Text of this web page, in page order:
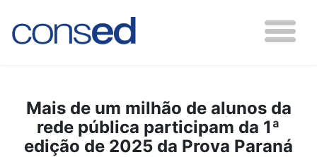
Mais de um milhão de alunos da
rede pública participam da 1ª
edição de 2025 da Prova Paraná